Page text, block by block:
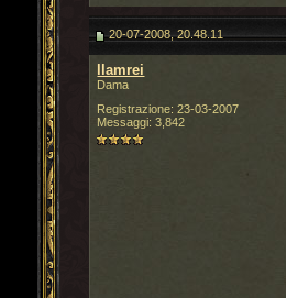
20-07-2008, 20.48.11
llamrei
Dama
Registrazione: 23-03-2007
Messaggi: 3,842